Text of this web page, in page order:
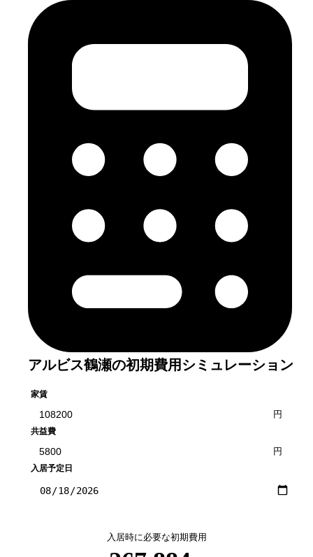
アルビス鶴瀬の初期費用シミュレーション
家賃
円
共益費
円
入居予定日
入居時に必要な初期費用